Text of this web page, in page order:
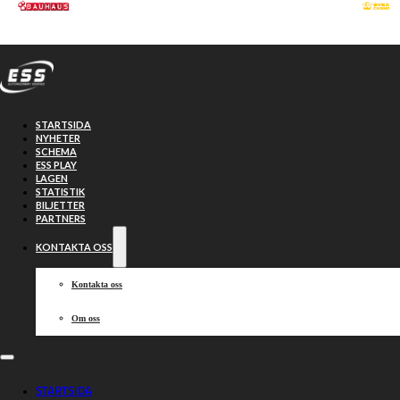
Hoppa till huvudinnehåll
STARTSIDA
NYHETER
SCHEMA
ESS PLAY
LAGEN
STATISTIK
BILJETTER
PARTNERS
KONTAKTA OSS
Kontakta oss
Om oss
STARTSIDA
Rafflande i